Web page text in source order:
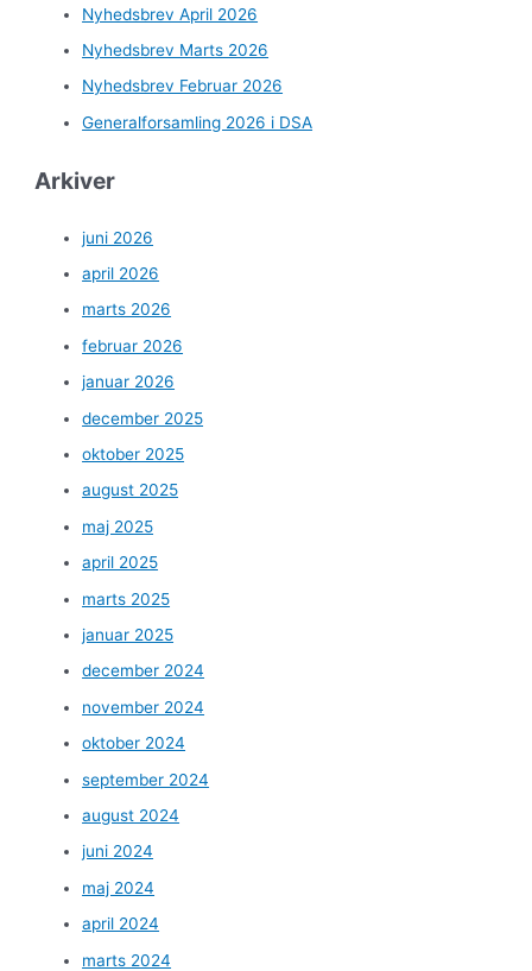
Nyhedsbrev April 2026
Nyhedsbrev Marts 2026
Nyhedsbrev Februar 2026
Generalforsamling 2026 i DSA
Arkiver
juni 2026
april 2026
marts 2026
februar 2026
januar 2026
december 2025
oktober 2025
august 2025
maj 2025
april 2025
marts 2025
januar 2025
december 2024
november 2024
oktober 2024
september 2024
august 2024
juni 2024
maj 2024
april 2024
marts 2024